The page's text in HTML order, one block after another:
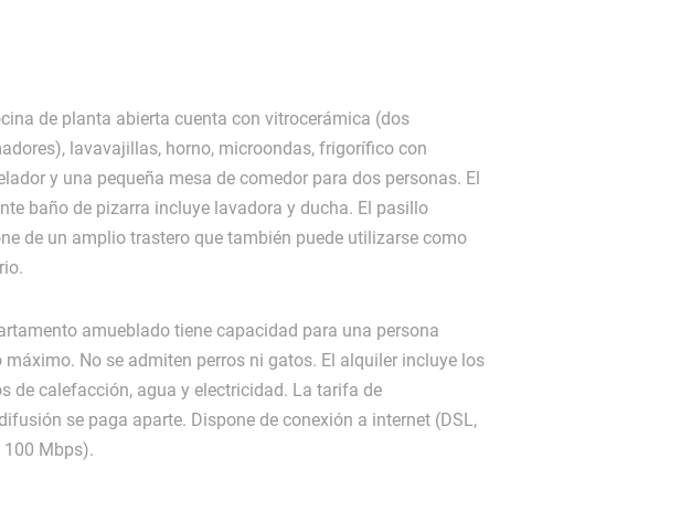
de planta abierta cuenta con vitrocerámica (dos
lavavajillas, horno, microondas, frigorífico con
y una pequeña mesa de comedor para dos personas. El
baño de pizarra incluye lavadora y ducha. El pasillo
de un amplio trastero que también puede utilizarse como
amueblado tiene capacidad para una persona
máximo. No se admiten perros ni gatos. El alquiler incluye los
de calefacción, agua y electricidad. La tarifa de
se paga aparte. Dispone de conexión a internet (DSL,
100 Mbps).